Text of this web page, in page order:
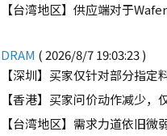
DRAM ( 2026/8/7 19:03:23 )